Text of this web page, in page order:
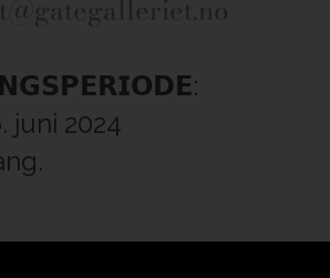
juni 2024